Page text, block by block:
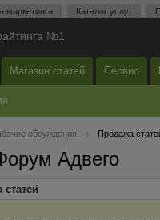
маркетинга Каталог услуг
№1
Магазин статей Сервис
обсуждения Продажа
Адвего
статей